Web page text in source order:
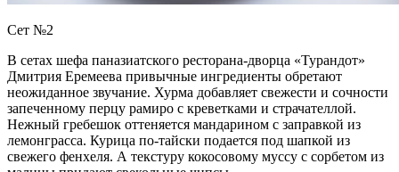
Сет №2
В сетах шефа паназиатского ресторана-дворца «Турандот»
Дмитрия Еремеева привычные ингредиенты обретают
неожиданное звучание. Хурма добавляет свежести и сочности
запеченному перцу рамиро с креветками и страчателлой.
Нежный гребешок оттеняется мандарином с заправкой из
лемонграсса. Курица по-тайски подается под шапкой из
свежего фенхеля. А текстуру кокосовому муссу с сорбетом из